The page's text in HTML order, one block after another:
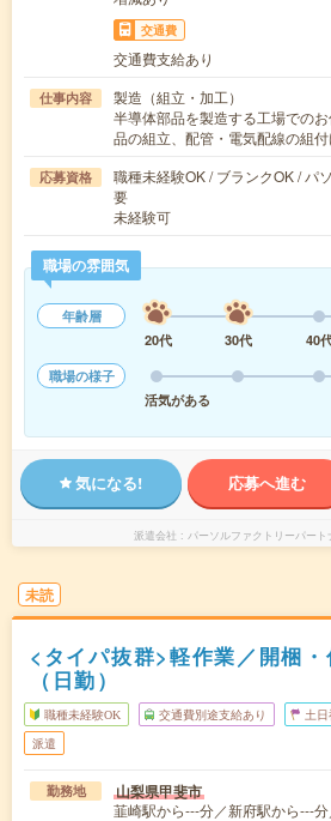
交通費
交通費支給あり
仕事内容
製造（組立・加工）
半導体部品を製造する工場での
品の組立、配管・電気配線の組
応募資格
職種未経験OK / ブランクOK / パ
要
未経験可
職場の雰囲気
年齢層
20代
30代 40
職場の様子
活気がある
気になる! 応募へ進む
派遣会社 パーソルファクトリーパート
未読
<タイパ抜群>軽作業／開梱
（日勤）
職種未経験OK 交通費別途支給あり 土日
派遣
勤務地 山梨県甲斐市
韮崎駅から---分／新府駅から---